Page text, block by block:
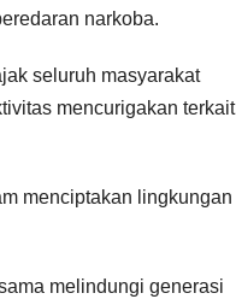
narkoba.
seluruh masyarakat
mencurigakan terkait
menciptakan lingkungan
melindungi generasi